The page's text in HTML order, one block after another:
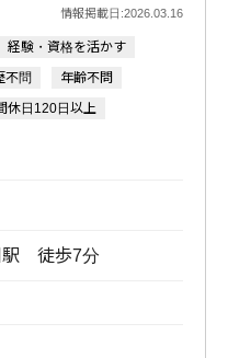
情報掲載日:2026.03.16
経験・資格を活かす
不問
年齢不問
休日120日以上
徒歩7分
録
いて
Reserved.